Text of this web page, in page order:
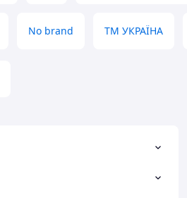
No brand ТМ УКРАЇНА